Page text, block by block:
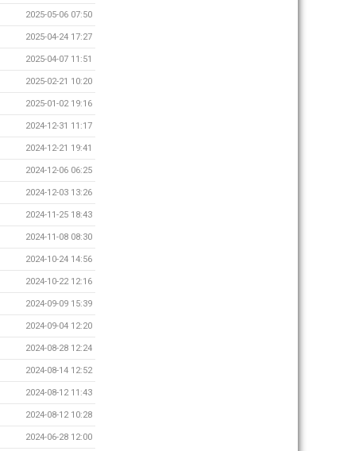
2025-05-06 07:50
2025-04-24 17:27
2025-04-07 11:51
2025-02-21 10:20
2025-01-02 19:16
2024-12-31 11:17
2024-12-21 19:41
2024-12-06 06:25
2024-12-03 13:26
2024-11-25 18:43
2024-11-08 08:30
2024-10-24 14:56
2024-10-22 12:16
2024-09-09 15:39
2024-09-04 12:20
2024-08-28 12:24
2024-08-14 12:52
2024-08-12 11:43
2024-08-12 10:28
2024-06-28 12:00